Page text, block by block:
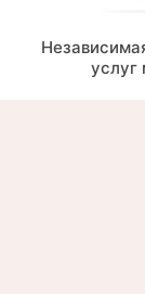
услуг